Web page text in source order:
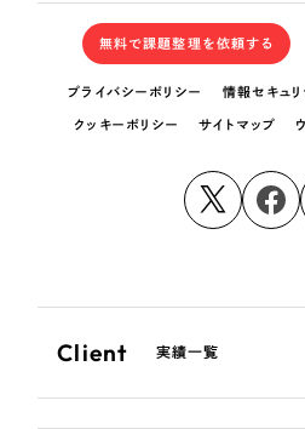
無料で課題整理を依頼する
プライバシーポリシー 情報セキュ
クッキーポリシー サイトマップ
Client 実績一覧